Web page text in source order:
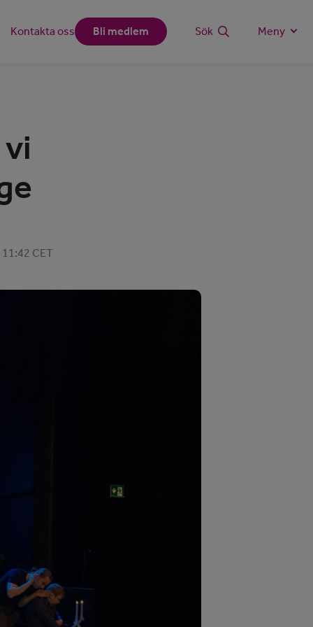
Kontakta oss Bli medlem Sök Meny
CET